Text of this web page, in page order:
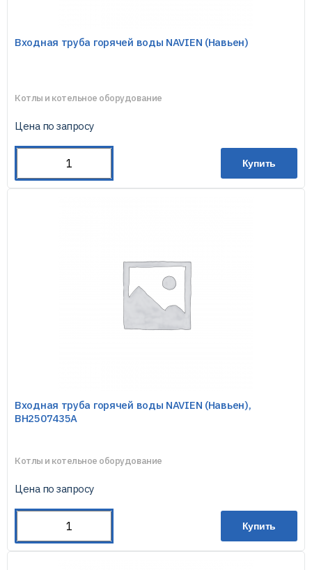
Входная труба горячей воды NAVIEN (Навьен)
Котлы и котельное оборудование
Цена по запросу
Купить
Входная труба горячей воды NAVIEN (Навьен),
BH2507435A
Котлы и котельное оборудование
Цена по запросу
Купить